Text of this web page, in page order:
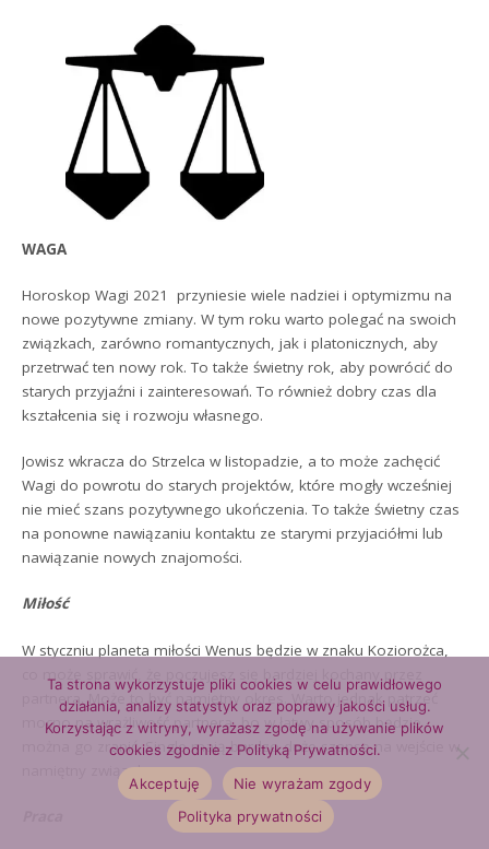
WAGA
Horoskop Wagi 2021 przyniesie wiele nadziei i optymizmu na
nowe pozytywne zmiany. W tym roku warto polegać na swoich
związkach, zarówno romantycznych, jak i platonicznych, aby
przetrwać ten nowy rok. To także świetny rok, aby powrócić do
starych przyjaźni i zainteresowań. To również dobry czas dla
kształcenia się i rozwoju własnego.
Jowisz wkracza do Strzelca w listopadzie, a to może zachęcić
Wagi do powrotu do starych projektów, które mogły wcześniej
nie mieć szans pozytywnego ukończenia. To także świetny czas
na ponowne nawiązaniu kontaktu ze starymi przyjaciółmi lub
nawiązanie nowych znajomości.
Miłość
W styczniu planeta miłości Wenus będzie w znaku Koziorożca,
partnera. Może to być namiętny okres. Warto jednak patrzeć
mocno na wrażliwość partnera, bo w łatwy sposób będzie
można go zranić. Single mają bardzo duże szanse na wejście w
namiętny związek.
Ta strona wykorzystuje pliki cookies w celu prawidłowego
działania, analizy statystyk oraz poprawy jakości usług.
Korzystając z witryny, wyrażasz zgodę na używanie plików
cookies zgodnie z Polityką Prywatności.
Akceptuję
Nie wyrażam zgody
Polityka prywatności